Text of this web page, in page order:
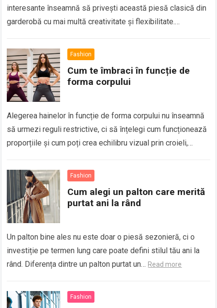
interesante înseamnă să privești această piesă clasică din
garderobă cu mai multă creativitate și flexibilitate.
Fashion
Cum te îmbraci în funcție de
forma corpului
Alegerea hainelor în funcție de forma corpului nu înseamnă
să urmezi reguli restrictive, ci să înțelegi cum funcționează
proporțiile și cum poți crea echilibru vizual prin croieli,
Fashion
Cum alegi un palton care merită
purtat ani la rând
Un palton bine ales nu este doar o piesă sezonieră, ci o
investiție pe termen lung care poate defini stilul tău ani la
rând. Diferența dintre un palton purtat un… Read more
Fashion